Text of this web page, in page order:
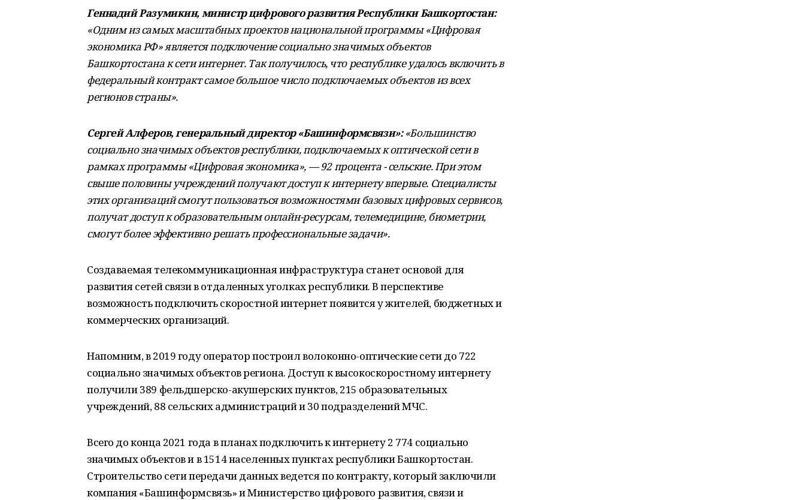
Геннадий Разумикин, министр цифрового развития Республики Башкортостан:
«Одним из самых масштабных проектов национальной программы «Цифровая
экономика РФ» является подключение социально значимых объектов
Башкортостана к сети интернет. Так получилось, что республике удалось включить в
федеральный контракт самое большое число подключаемых объектов из всех
регионов страны».
Сергей Алферов, генеральный директор «Башинформсвязи»:«Большинство
социально значимых объектов республики, подключаемых к оптической сети в
рамках программы «Цифровая экономика», — 92 процента - сельские. При этом
свыше половины учреждений получают доступ к интернету впервые. Специалисты
этих организаций смогут пользоваться возможностями базовых цифровых сервисов,
получат доступ к образовательным онлайн-ресурсам, телемедицине, биометрии,
смогут более эффективно решать профессиональные задачи».
Создаваемая телекоммуникационная инфраструктура станет основой для
развития сетей связи в отдаленных уголках республики. В перспективе
возможность подключить скоростной интернет появится у жителей, бюджетных и
коммерческих организаций.
Напомним, в 2019 году оператор построил волоконно-оптические сети до 722
социально значимых объектов региона. Доступ к высокоскоростному интернету
получили 389 фельдшерско-акушерских пунктов, 215 образовательных
учреждений, 88 сельских администраций и 30 подразделений МЧС.
Всего до конца 2021 года в планах подключить к интернету 2 774 социально
значимых объектов и в 1514 населенных пунктах республики Башкортостан.
Строительство сети передачи данных ведется по контракту, который заключили
компания «Башинформсвязь» и Министерство цифрового развития, связи и